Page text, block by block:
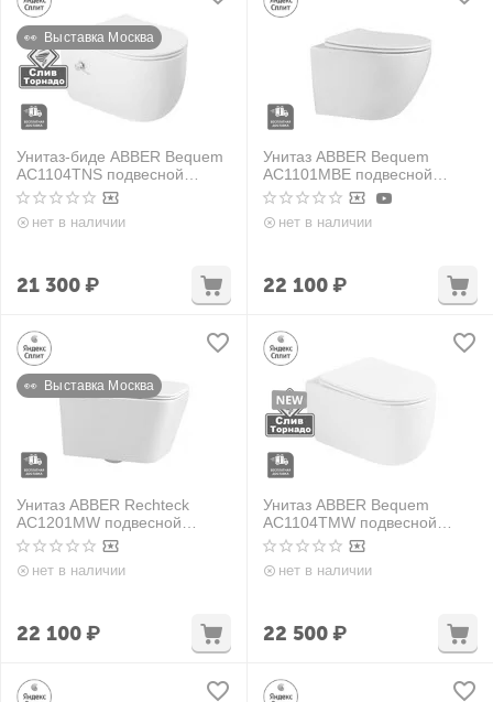
👀  Выставка Москва
Унитаз-биде ABBER Bequem
AC1104TNS подвесной
белый, безободковый, смыв
торнадо
нет в наличии
21 300₽
Унитаз ABBER Bequem
AC1101MBE подвесной
светло-бежевый матовый,
безободковый
нет в наличии
22 100₽
👀  Выставка Москва
Унитаз ABBER Rechteck
AC1201MW подвесной
белый матовый,
безободковый
нет в наличии
22 100₽
Унитаз ABBER Bequem
AC1104TMW подвесной
белый матовый,
безободковый, смыв торнадо
нет в наличии
22 500₽